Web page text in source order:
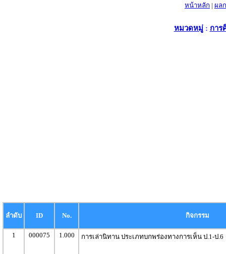
หน้าหลัก | ผล
หมวดหมู่: การ
ลำดับ ID No. กิจกรรม
1 000075 1.000 การเล่านิทาน ประเภทบกพร่องทางการเห็น ป.1-ป.6